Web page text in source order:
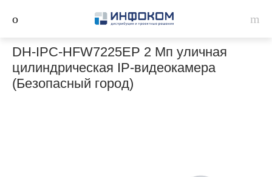
DH-IPC-HFW7225EP 2 Мп уличная
цилиндрическая IP-видеокамера
(Безопасный город)